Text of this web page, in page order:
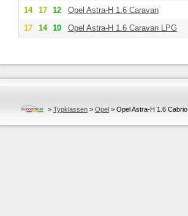
14
17 12 Opel Astra-H 1.6 Caravan
17
14 10 Opel Astra-H 1.6 Caravan LPG
> Typklassen > Opel > Opel Astra-H 1.6 Cabrio